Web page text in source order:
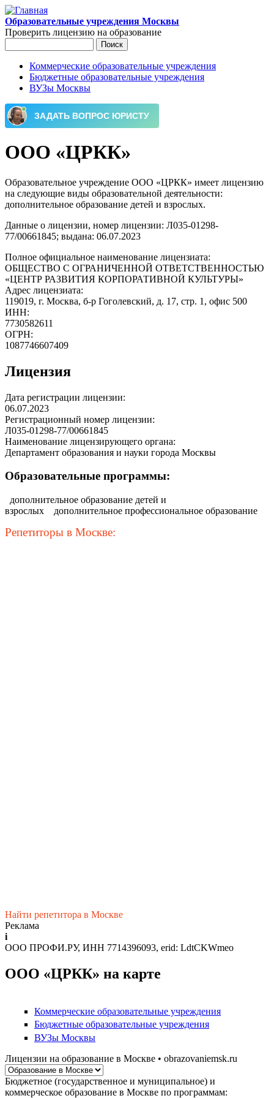
Перейти к основному содержанию
Образовательные учреждения Москвы
Проверить лицензию на образование
Главное меню
Коммерческие образовательные учреждения
Бюджетные образовательные учреждения
ВУЗы Москвы
ООО «ЦРКК»
Образовательное учреждение ООО «ЦРКК» имеет лицензию
на следующие виды образовательной деятельности:
дополнительное образование детей и взрослых.
Данные о лицензии, номер лицензии: Л035-01298-
77/00661845; выдана: 06.07.2023
Полное официальное наименование лицензиата:
ОБЩЕСТВО С ОГРАНИЧЕННОЙ ОТВЕТСТВЕННОСТЬЮ
«ЦЕНТР РАЗВИТИЯ КОРПОРАТИВНОЙ КУЛЬТУРЫ»
Адрес лицензиата:
119019, г. Москва, б-р Гоголевский, д. 17, стр. 1, офис 500
ИНН:
7730582611
ОГРН:
1087746607409
Лицензия
Дата регистрации лицензии:
06.07.2023
Регистрационный номер лицензии:
Л035-01298-77/00661845
Наименование лицензирующего органа:
Департамент образования и науки города Москвы
Образовательные программы:
дополнительное образование детей и
взрослых
дополнительное профессиональное образование
Репетиторы в Москве:
Найти репетитора в Москве
Реклама
i
ООО ПРОФИ.РУ, ИНН 7714396093, erid: LdtCKWmeo
ООО «ЦРКК» на карте
Коммерческие образовательные учреждения
Бюджетные образовательные учреждения
ВУЗы Москвы
Лицензии на образование в Москве • obrazovaniemsk.ru
Бюджетное (государственное и муниципальное) и
коммерческое образование в Москве по программам: